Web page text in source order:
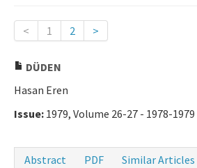
Aim & Scope
Editorial Board
Author Guidelines
Contact Us
< 1 2 >
DÜDEN
Hasan Eren
Issue: 1979, Volume 26-27 - 1978-1979
Abstract
PDF Similar Articles